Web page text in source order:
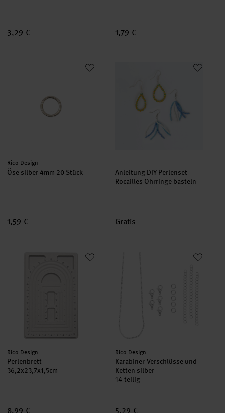
3,29 € 1,79 €
Öse silber 4mm 20 Stück
Hersteller:
Rico Design
Öse silber 4mm 20 Stück
1,59 €
Anleitung DIY Perlenset
Anleitung DIY Perlenset
Rocailles Ohrringe basteln
Gratis
Hersteller:
Rico Design
Perlenbrett
36,2x23,7x1,5cm
8,99 €
Karabiner-Verschlüsse und
Hersteller:
Rico Design
Karabiner-Verschlüsse und
Ketten silber
14-teilig
5,29 €